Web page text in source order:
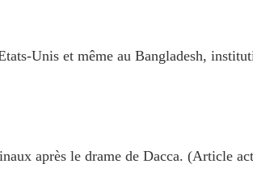
Unis et même au Bangladesh,
après le drame de Dacca. (Article